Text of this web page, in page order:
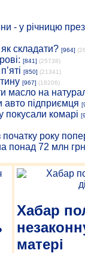
- у річницю
складати? [964]
[841] (25738)
[850] (21341)
[967] (18206)
масло на
авто підприємця
комарі
року
понад 72 млн грн
Хабар
матері